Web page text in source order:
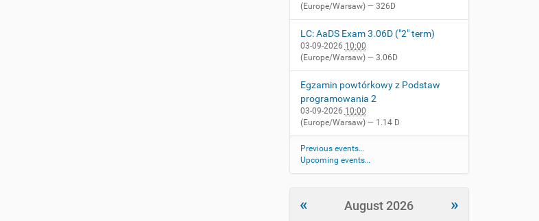
(Europe/Warsaw) — 326D
LC: AaDS Exam 3.06D ("2" term)
03-09-2026 10:00
(Europe/Warsaw) — 3.06D
Egzamin powtórkowy z Podstaw
programowania 2
03-09-2026 10:00
(Europe/Warsaw) — 1.14 D
Previous events…
Upcoming events…
« August 2026 »